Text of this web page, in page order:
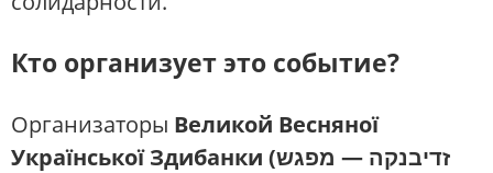
Кто организует это событие?
Организаторы Великой Весняної
Української Здибанки (זדיבנקה — מפגש